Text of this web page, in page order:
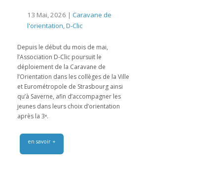
13 Mai, 2026 | Caravane de
l'orientation,D-Clic
Depuis le début du mois de mai,
l’Association D-Clic poursuit le
déploiement de la Caravane de
l’Orientation dans les collèges de la Ville
et Eurométropole de Strasbourg ainsi
qu’à Saverne, afin d’accompagner les
jeunes dans leurs choix d’orientation
après la 3ᵉ.
en savoir +